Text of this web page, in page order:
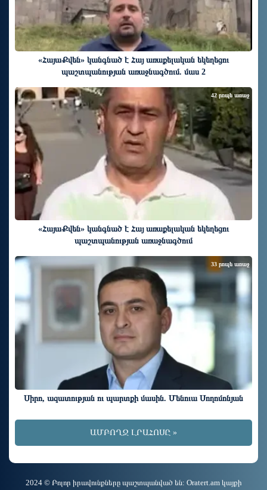
«ՀայաՔվեն» կանգնած է Հայ առաքելական եկեղեցու
պաշտպանության առաջնագծում. մաս 2
«ՀայաՔվեն» կանգնած է Հայ առաքելական եկեղեցու
պաշտպանության առաջնագծում
42 րոպե առաջ
Սիրո, ազատության ու պարտքի մասին. Մենուա Սողոմոնյան
33 րոպե առաջ
ԱՄԲՈՂՋ ԼՐԱՀՈՍԸ »
2024 © Բոլոր իրավունքները պաշտպանված են: Oratert.am կայքի